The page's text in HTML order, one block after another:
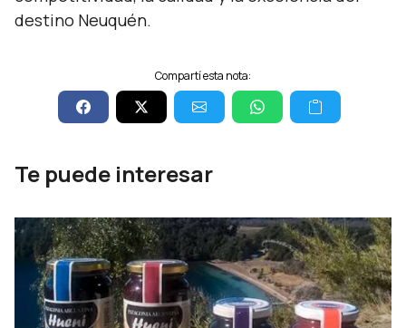
destino Neuquén.
Compartí esta nota:
Te puede interesar